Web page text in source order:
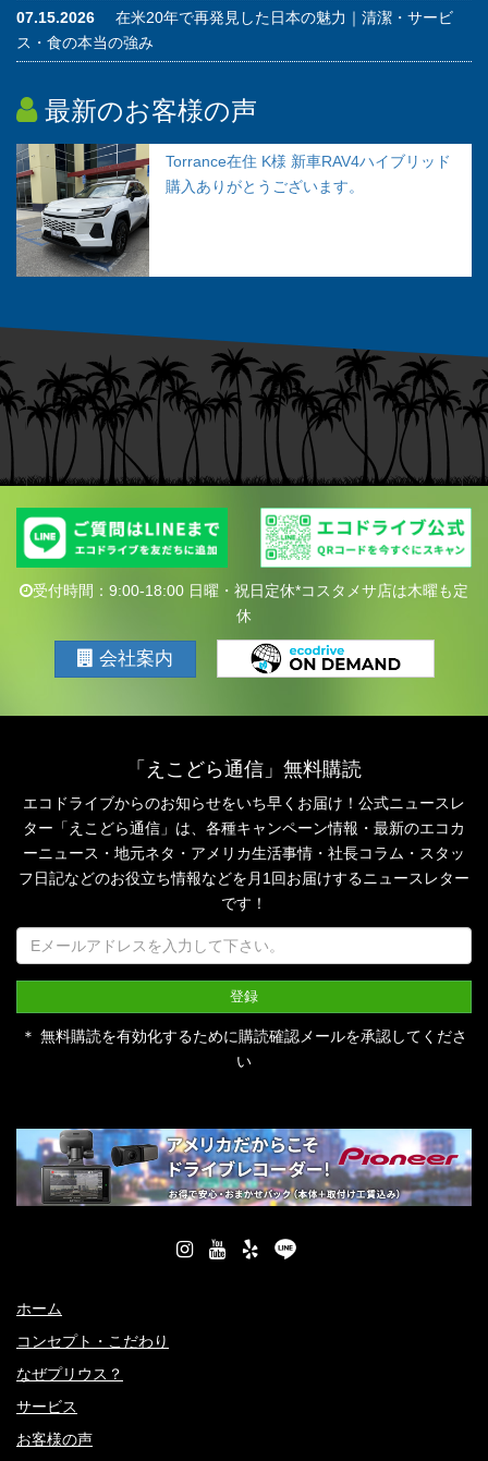
07.15.2026
在米20年で再発見した日本の魅力｜清潔・サービ
ス・食の本当の強み
最新のお客様の声
Torrance在住 K様 新車RAV4ハイブリッド
購入ありがとうございます。
受付時間：9:00-18:00 日曜・祝日定休*コスタメサ店は木曜も定
休
会社案内
「えこどら通信」無料購読
エコドライブからのお知らせをいち早くお届け！公式ニュースレ
ター「えこどら通信」は、 各種キャンペーン情報・最新のエコカ
ーニュース・地元ネタ・アメリカ生活事情・社長コラム・ スタッ
フ日記などのお役立ち情報などを月1回お届けするニュースレター
です！
＊ 無料購読を有効化するために購読確認メールを承認してくださ
い
ホーム
コンセプト・こだわり
なぜプリウス？
サービス
お客様の声